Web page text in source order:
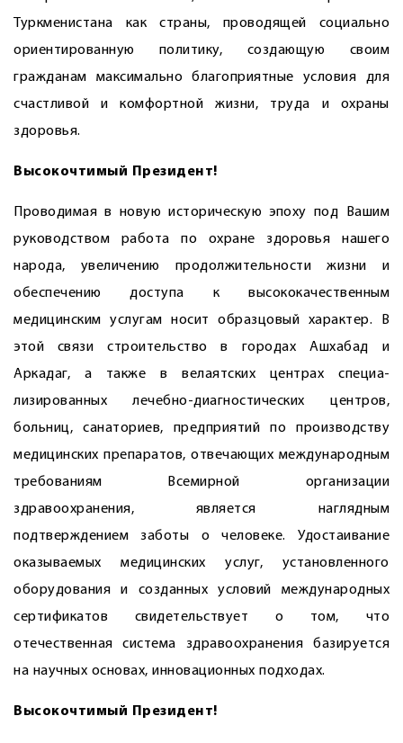
Туркменистана как страны, проводящей социально
ориентированную политику, создающую своим
гражданам максимально благоприятные условия для
счастливой и комфортной жизни, труда и охраны
здоровья.
Высокочтимый Президент!
Проводимая в новую историческую эпоху под Вашим
руководством работа по охране здоровья нашего
народа, увеличению продолжительности жизни и
обеспечению доступа к высококачественным
медицинским услугам носит образцовый характер. В
этой связи строительство в городах Ашхабад и
Аркадаг, а также в велаятских центрах специа­
лизированных лечебно-диагностических центров,
больниц, санаториев, предприятий по производству
медицинских препаратов, отвечающих международным
требованиям Всемирной организации
здравоохранения, является наглядным
подтверждением заботы о человеке. Удостаивание
оказываемых медицинских услуг, установленного
оборудования и созданных условий международных
сертификатов свидетельствует о том, что
отечественная система здравоохранения базируется
на научных основах, инновационных подходах.
Высокочтимый Президент!